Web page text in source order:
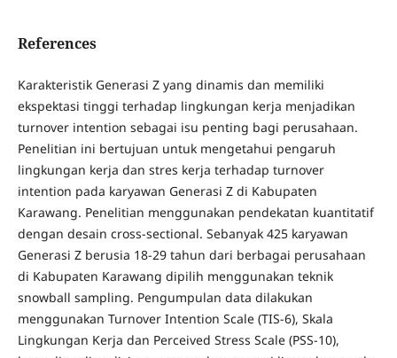
References
Karakteristik Generasi Z yang dinamis dan memiliki
ekspektasi tinggi terhadap lingkungan kerja menjadikan
turnover intention sebagai isu penting bagi perusahaan.
Penelitian ini bertujuan untuk mengetahui pengaruh
lingkungan kerja dan stres kerja terhadap turnover
intention pada karyawan Generasi Z di Kabupaten
Karawang. Penelitian menggunakan pendekatan kuantitatif
dengan desain cross-sectional. Sebanyak 425 karyawan
Generasi Z berusia 18-29 tahun dari berbagai perusahaan
di Kabupaten Karawang dipilih menggunakan teknik
snowball sampling. Pengumpulan data dilakukan
menggunakan Turnover Intention Scale (TIS-6), Skala
Lingkungan Kerja dan Perceived Stress Scale (PSS-10),